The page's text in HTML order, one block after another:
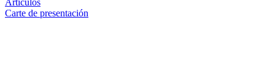
Artículos
Carte de presentación